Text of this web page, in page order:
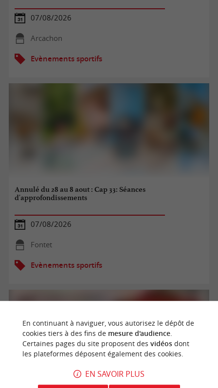
07/08/2026
Arcachon
Evènements sportifs
Annulé du 28 au 8 aout : Cap 33: Séances
d'approfondissements
07/08/2026
Fontet
Evènements sportifs
En continuant à naviguer, vous autorisez le dépôt de
cookies tiers à des fins de mesure d'audience.
Certaines pages du site proposent des vidéosdont
les plateformes déposent également des cookies.
EN SAVOIR PLUS